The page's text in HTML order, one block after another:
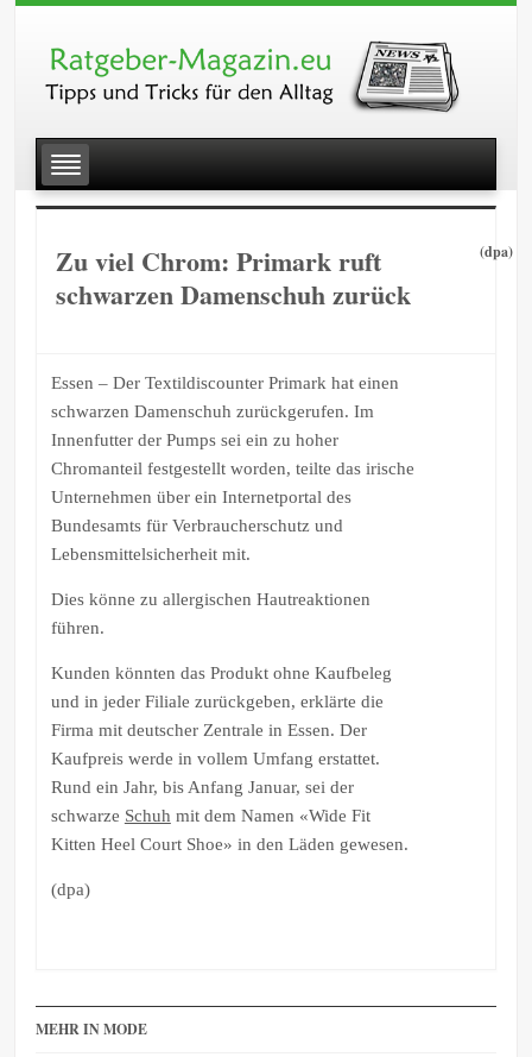
Zu viel Chrom: Primark ruft
schwarzen Damenschuh zurück
(dpa)
Essen – Der Textildiscounter Primark hat einen
schwarzen Damenschuh zurückgerufen. Im
Innenfutter der Pumps sei ein zu hoher
Chromanteil festgestellt worden, teilte das irische
Unternehmen über ein Internetportal des
Bundesamts für Verbraucherschutz und
Lebensmittelsicherheit mit.
Dies könne zu allergischen Hautreaktionen
führen.
Kunden könnten das Produkt ohne Kaufbeleg
und in jeder Filiale zurückgeben, erklärte die
Firma mit deutscher Zentrale in Essen. Der
Kaufpreis werde in vollem Umfang erstattet.
Rund ein Jahr, bis Anfang Januar, sei der
schwarze Schuh mit dem Namen «Wide Fit
Kitten Heel Court Shoe» in den Läden gewesen.
(dpa)
MEHR IN MODE